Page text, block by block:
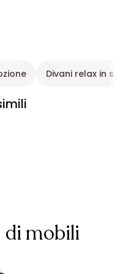
Divani relax in
di mobili